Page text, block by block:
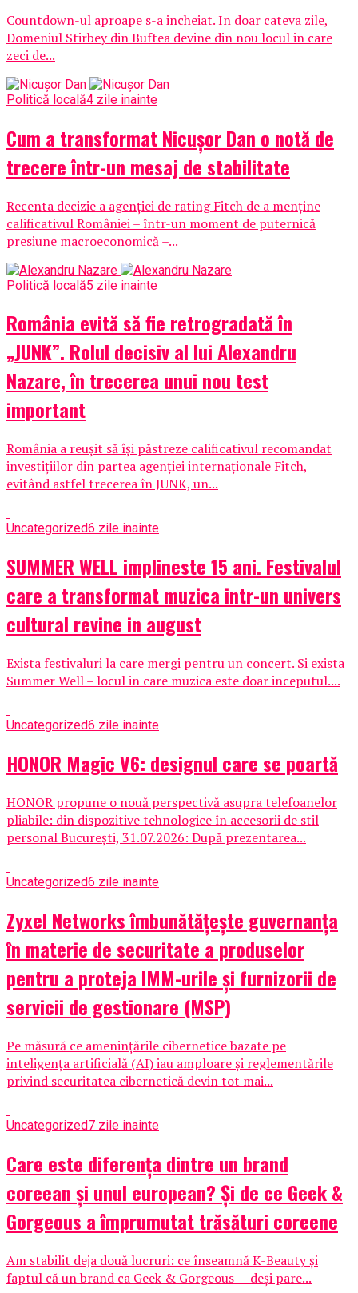
Countdown-ul aproape s-a incheiat. In doar cateva zile,
Domeniul Stirbey din Buftea devine din nou locul in care
zeci de...
Politică locală4 zile inainte
Cum a transformat Nicușor Dan o notă de
trecere într-un mesaj de stabilitate
Recenta decizie a agenției de rating Fitch de a menține
calificativul României – într-un moment de puternică
presiune macroeconomică –...
Politică locală5 zile inainte
România evită să fie retrogradată în
„JUNK”. Rolul decisiv al lui Alexandru
Nazare, în trecerea unui nou test
important
România a reușit să își păstreze calificativul recomandat
investițiilor din partea agenției internaționale Fitch,
evitând astfel trecerea în JUNK, un...
Uncategorized6 zile inainte
SUMMER WELL implineste 15 ani. Festivalul
care a transformat muzica intr-un univers
cultural revine in august
Exista festivaluri la care mergi pentru un concert. Si exista
Summer Well – locul in care muzica este doar inceputul....
Uncategorized6 zile inainte
HONOR Magic V6: designul care se poartă
HONOR propune o nouă perspectivă asupra telefoanelor
pliabile: din dispozitive tehnologice în accesorii de stil
personal București, 31.07.2026: După prezentarea...
Uncategorized6 zile inainte
Zyxel Networks îmbunătățește guvernanța
în materie de securitate a produselor
pentru a proteja IMM-urile și furnizorii de
servicii de gestionare (MSP)
Pe măsură ce amenințările cibernetice bazate pe
inteligența artificială (AI) iau amploare și reglementările
privind securitatea cibernetică devin tot mai...
Uncategorized7 zile inainte
Care este diferența dintre un brand
coreean și unul european? Și de ce Geek &
Gorgeous a împrumutat trăsături coreene
Am stabilit deja două lucruri: ce înseamnă K-Beauty și
faptul că un brand ca Geek & Gorgeous — deși pare...